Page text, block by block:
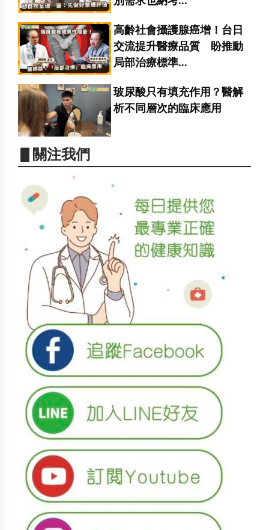
高齡社會攝護腺癌增！台日
交流提升醫療品質 盼推動
局部治療標準...
玻尿酸只有填充作用？醫解
析不同層次的臨床應用
▋關注我們